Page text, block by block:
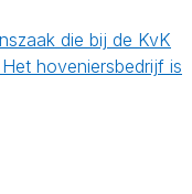
die bij de KvK
hoveniersbedrijf is